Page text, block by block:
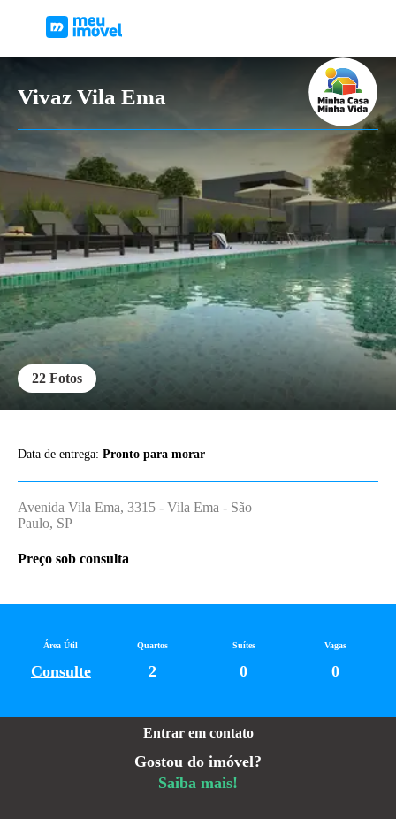
Vivaz Vila Ema
22 Fotos
Entrar em contato
Gostou do imóvel?
Saiba mais!
Área Útil
Consulte
Quartos
2
Suítes
0
Vagas
0
Data de entrega: Pronto para morar
Avenida Vila Ema, 3315 - Vila Ema - São
Paulo, SP
Preço sob consulta